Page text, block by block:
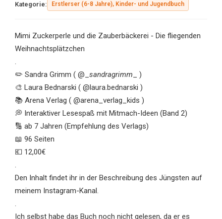
Kategorie:
Erstlerser (6-8 Jahre), Kinder- und Jugendbuch
Mimi Zuckerperle und die Zauberbäckerei - Die fliegenden
Weihnachtsplätzchen
.
✏️ Sandra Grimm ( @_ sandragrimm _ )
🎨 Laura Bednarski ( @laura.bednarski )
📚 Arena Verlag ( @arena_verlag_kids )
💭 Interaktiver Lesespaß mit Mitmach-Ideen (Band 2)
🔢 ab 7 Jahren (Empfehlung des Verlags)
📖 96 Seiten
💶 12,00€
.
Den Inhalt findet ihr in der Beschreibung des Jüngsten auf
meinem Instagram-Kanal.
.
Ich selbst habe das Buch noch nicht gelesen, da er es